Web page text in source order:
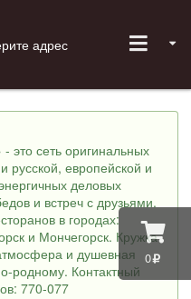
0
адрес
это сеть оригинальных
русской, европейской и
деловых
и встреч с друзьями.
в городах:
и Мончегорск. Кружка
и душевная
родному. Контактный
770-077